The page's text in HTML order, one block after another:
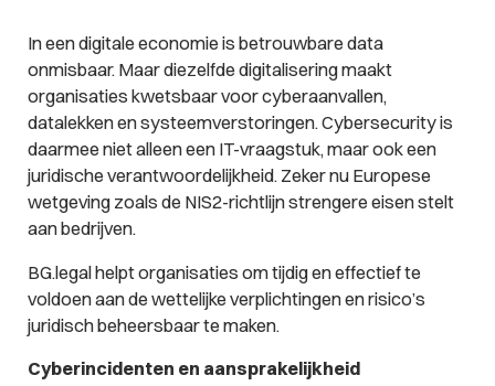
In een digitale economie is betrouwbare data
onmisbaar. Maar diezelfde digitalisering maakt
organisaties kwetsbaar voor cyberaanvallen,
datalekken en systeemverstoringen. Cybersecurity is
daarmee niet alleen een IT-vraagstuk, maar ook een
juridische verantwoordelijkheid. Zeker nu Europese
wetgeving zoals de NIS2-richtlijn strengere eisen stelt
aan bedrijven.
BG.legal helpt organisaties om tijdig en effectief te
voldoen aan de wettelijke verplichtingen en risico’s
juridisch beheersbaar te maken.
Cyberincidenten en aansprakelijkheid